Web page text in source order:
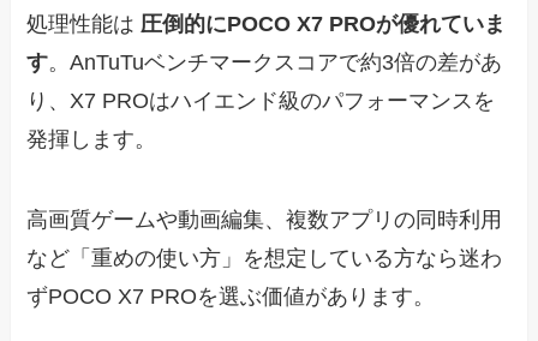
処理性能は 圧倒的にPOCO X7 PROが優れていま
す。AnTuTuベンチマークスコアで約3倍の差があ
り、X7 PROはハイエンド級のパフォーマンスを
発揮します。
高画質ゲームや動画編集、複数アプリの同時利用
など「重めの使い方」を想定している方なら迷わ
ずPOCO X7 PROを選ぶ価値があります。